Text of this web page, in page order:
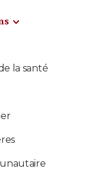
la santé